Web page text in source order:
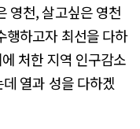
영천, 살고싶은 영천
행하고자 최선을 다하
처한 지역 인구감소
열과 성을 다하겠